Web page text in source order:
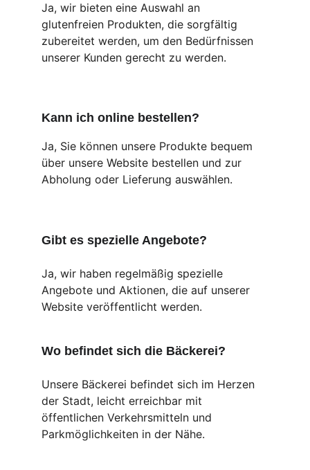
Ja, wir bieten eine Auswahl an
glutenfreien Produkten, die sorgfältig
zubereitet werden, um den Bedürfnissen
unserer Kunden gerecht zu werden.
Kann ich online bestellen?
Ja, Sie können unsere Produkte bequem
über unsere Website bestellen und zur
Abholung oder Lieferung auswählen.
Gibt es spezielle Angebote?
Ja, wir haben regelmäßig spezielle
Angebote und Aktionen, die auf unserer
Website veröffentlicht werden.
Wo befindet sich die Bäckerei?
Unsere Bäckerei befindet sich im Herzen
der Stadt, leicht erreichbar mit
öffentlichen Verkehrsmitteln und
Parkmöglichkeiten in der Nähe.